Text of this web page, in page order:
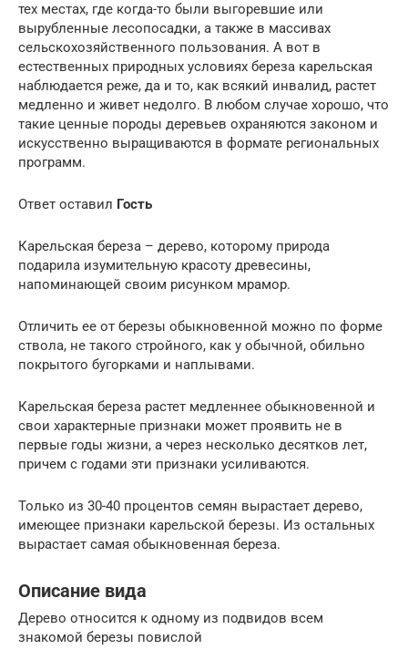
тех местах, где когда-то были выгоревшие или
вырубленные лесопосадки, а также в массивах
сельскохозяйственного пользования. А вот в
естественных природных условиях береза карельская
наблюдается реже, да и то, как всякий инвалид, растет
медленно и живет недолго. В любом случае хорошо, что
такие ценные породы деревьев охраняются законом и
искусственно выращиваются в формате региональных
программ.
Ответ оставил Гость
Карельская береза – дерево, которому природа
подарила изумительную красоту древесины,
напоминающей своим рисунком мрамор.
Отличить ее от березы обыкновенной можно по форме
ствола, не такого стройного, как у обычной, обильно
покрытого бугорками и наплывами.
Карельская береза растет медленнее обыкновенной и
свои характерные признаки может проявить не в
первые годы жизни, а через несколько десятков лет,
причем с годами эти признаки усиливаются.
Только из 30-40 процентов семян вырастает дерево,
имеющее признаки карельской березы. Из остальных
вырастает самая обыкновенная береза.
Описание вида
Дерево относится к одному из подвидов всем
знакомой березы повислой